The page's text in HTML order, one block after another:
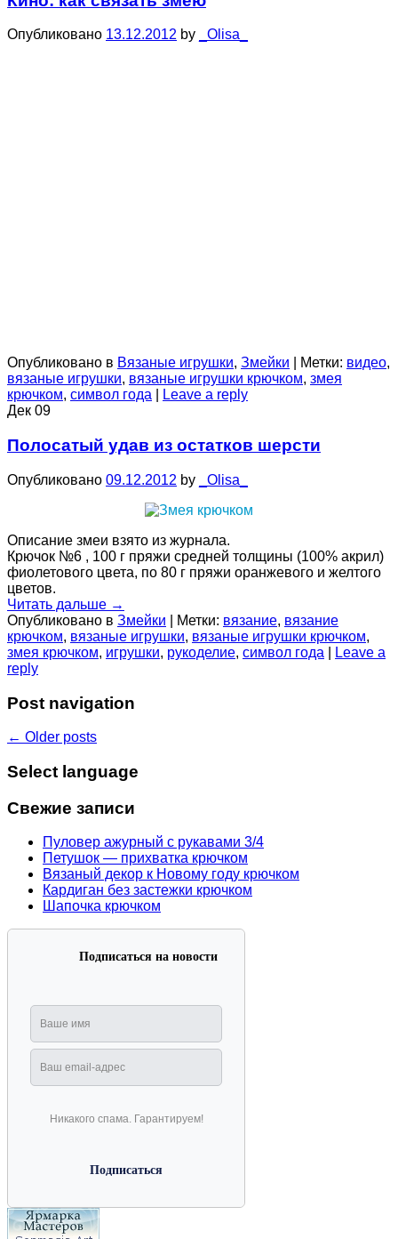
Опубликовано 13.12.2012 by _Olisa_
Опубликовано в Вязаные игрушки, Змейки Метки: видео,
вязаные игрушки, вязаные игрушки крючком, змея
крючком, символ года
Leave a reply
Дек 09
Полосатый удав из остатков шерсти
Опубликовано 09.12.2012 by _Olisa_
Описание змеи взято из журнала.
Крючок №6 , 100 г пряжи средней толщины (100% акрил)
фиолетового цвета, по 80 г пряжи оранжевого и желтого
цветов.
Читать дальше →
Опубликовано в Змейки Метки: вязание, вязание
крючком, вязаные игрушки, вязаные игрушки крючком,
змея крючком, игрушки, рукоделие, символ года
Leave a
reply
Post navigation
← Older posts
Select language
Свежие записи
Пуловер ажурный с рукавами 3/4
Петушок — прихватка крючком
Вязаный декор к Новому году крючком
Кардиган без застежки крючком
Шапочка крючком
Подписаться на новости
Никакого спама. Гарантируем!